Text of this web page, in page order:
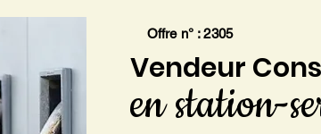
Offre n° : 2305
Vendeur
en station-